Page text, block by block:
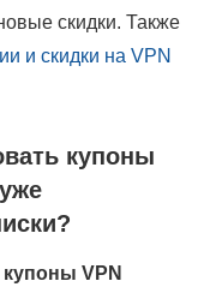
скидки. Также
и скидки на VPN
купоны
VPN